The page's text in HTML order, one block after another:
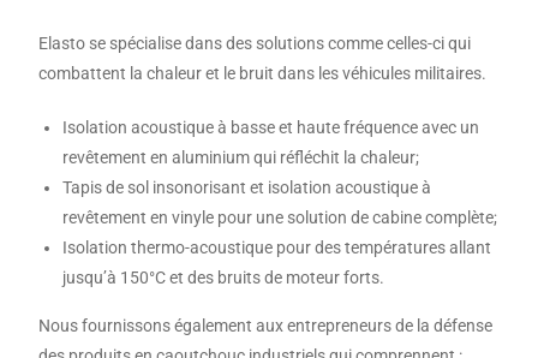
Elasto se spécialise dans des solutions comme celles-ci qui
combattent la chaleur et le bruit dans les véhicules militaires.
Isolation acoustique à basse et haute fréquence avec un
revêtement en aluminium qui réfléchit la chaleur;
Tapis de sol insonorisant et isolation acoustique à
revêtement en vinyle pour une solution de cabine complète;
Isolation thermo-acoustique pour des températures allant
jusqu’à 150°C et des bruits de moteur forts.
Nous fournissons également aux entrepreneurs de la défense